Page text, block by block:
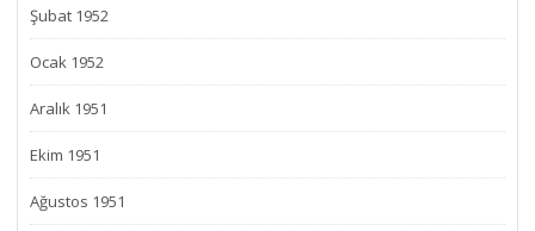
Şubat 1952
Ocak 1952
Aralık 1951
Ekim 1951
Ağustos 1951